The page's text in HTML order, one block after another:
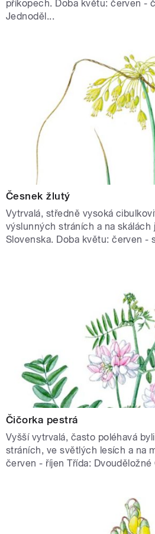
příkopech. Doba květu: červen -
Jednoděl...
Česnek žlutý
Vytrvalá, středně vysoká
výslunných stráních a na skálách
Slovenska. Doba květu: červen -
Čičorka pestrá
Vyšší vytrvalá, často poléhavá
stráních, ve světlých lesích a na
červen - říjen Třída: